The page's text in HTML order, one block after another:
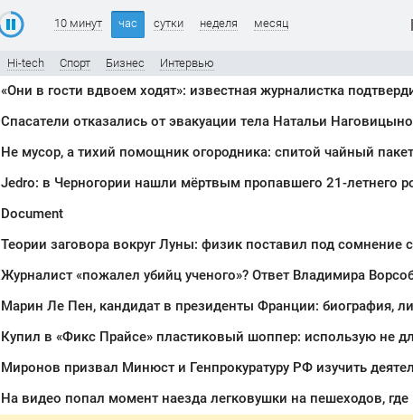
10 минут час сутки неделя месяц
Hi-tech Спорт Бизнес Интервью
Спасатели отказались от эвакуации тела Натальи
Jedro: в Черногории нашли мёртвым пропавшего 21-летнего
Document
Теории заговора вокруг Луны: физик поставил под сомнение
Журналист «пожалел убийц ученого»? Ответ Владимира
Миронов призвал Минюст и Генпрокуратуру РФ изучить